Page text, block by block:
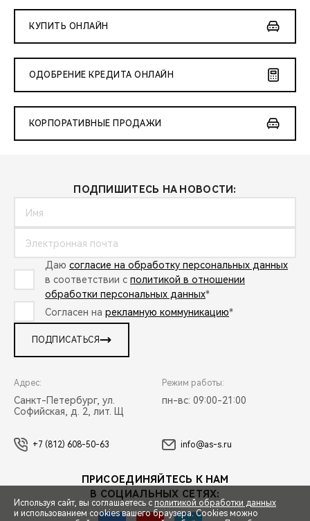
КУПИТЬ ОНЛАЙН
ОДОБРЕНИЕ КРЕДИТА ОНЛАЙН
КОРПОРАТИВНЫЕ ПРОДАЖИ
ПОДПИШИТЕСЬ НА НОВОСТИ:
Даю согласие на обработку персональных данных
в соответствии с политикой в отношении
обработки персональных данных*
Согласен на рекламную коммуникацию*
ПОДПИСАТЬСЯ
Адрес:
Санкт-Петербург, ул.
Софийская, д. 2, лит. Щ
Режим работы:
пн-вс: 09:00-21:00
+7 (812) 608-50-63 info@as-s.ru
ПРИСОЕДИНЯЙТЕСЬ К НАМ
В СОЦИАЛЬНЫХ СЕТЯХ:
Используя сайт, вы соглашаетесь с политикой обработки данных
и использованием cookies вашего браузера. Cookies можно